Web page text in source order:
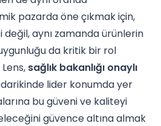
pazarda öne çıkmak için,
aynı zamanda ürünlerin
da kritik bir rol
sağlık bakanlığı onaylı
lider konumda yer
bu güveni ve kaliteyi
güvence altına almak